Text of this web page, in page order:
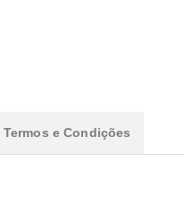
Termos e Condições